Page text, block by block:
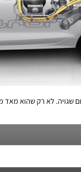
שגויה. לא רק שהוא